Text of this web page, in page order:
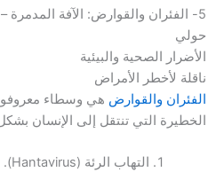
5- الفئران والقوارض: الآفة
حولي
الأضرار الصحية والبيئية
ناقلة لأخطر الأمراض
الفئران والقوارض هي وسطاء
الخطيرة التي تنتقل إلى الإنسان
التهاب الرئة (Hantavirus).